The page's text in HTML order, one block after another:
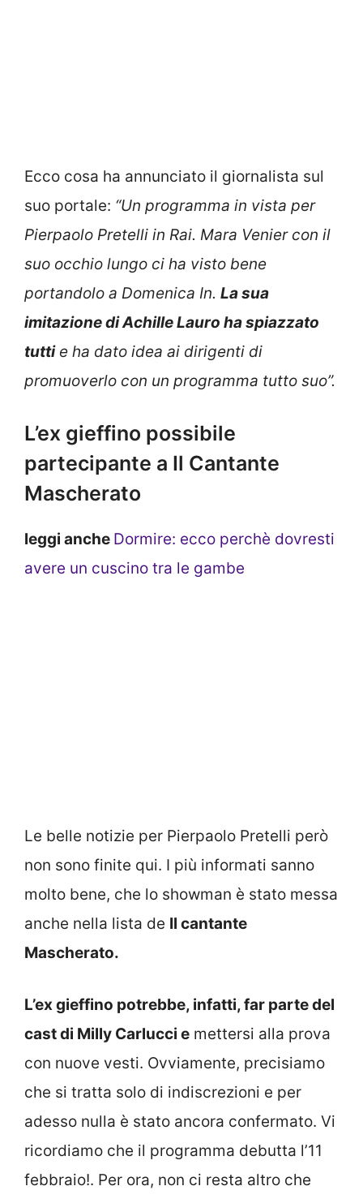
Ecco cosa ha annunciato il giornalista sul
suo portale: “Un programma in vista per
Pierpaolo Pretelli in Rai. Mara Venier con il
suo occhio lungo ci ha visto bene
portandolo a Domenica In. La sua
imitazione di Achille Lauro ha spiazzato
tuttie ha dato idea ai dirigenti di
promuoverlo con un programma tutto suo”.
L’ex gieffino possibile
partecipante a Il Cantante
Mascherato
leggi anche Dormire: ecco perchè dovresti
avere un cuscino tra le gambe
Le belle notizie per Pierpaolo Pretelli però
non sono finite qui. I più informati sanno
molto bene, che lo showman è stato messa
anche nella lista de Il cantante
Mascherato.
L’ex gieffino potrebbe, infatti, far parte del
cast di Milly Carlucci e mettersi alla prova
con nuove vesti. Ovviamente, precisiamo
che si tratta solo di indiscrezioni e per
adesso nulla è stato ancora confermato. Vi
ricordiamo che il programma debutta l’11
febbraio!. Per ora, non ci resta altro che